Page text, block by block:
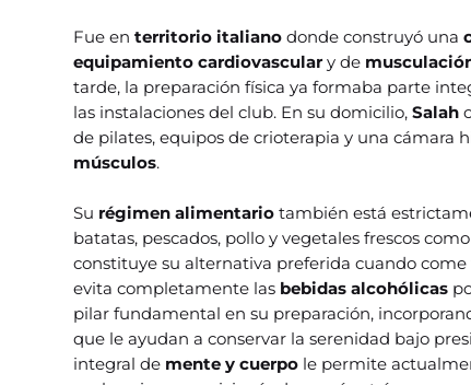
Fue enterritorio italiano donde construyó una
equipamiento cardiovascular y de
tarde, la preparación física ya formaba parte
las instalaciones del club. En su domicilio,Salah
de pilates, equipos de crioterapia y una cámara
músculos.
Su régimen alimentario también está
batatas, pescados, pollo y vegetales frescos
constituye su alternativa preferida cuando come
evita completamente las bebidas alcohólicas
pilar fundamental en su preparación,
que le ayudan a conservar la serenidad bajo
integral de mente y cuerpo le permite